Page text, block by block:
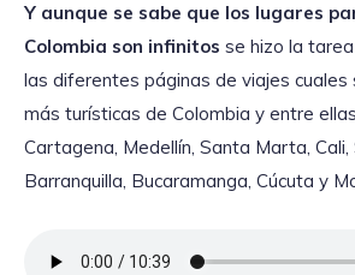
Y aunque se sabe que los lugares
Colombia son infinitos se hizo la
las diferentes páginas de viajes cuales
más turísticas de Colombia y entre
Cartagena, Medellín, Santa Marta, Cali,
Barranquilla, Bucaramanga, Cúcuta y